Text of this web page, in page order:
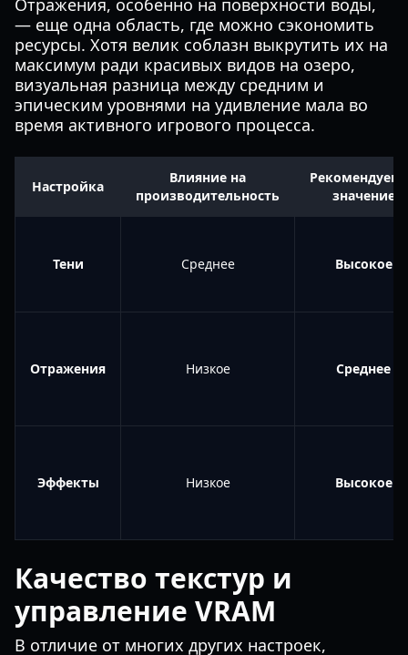
Отражения, особенно на поверхности воды,
— еще одна область, где можно сэкономить
ресурсы. Хотя велик соблазн выкрутить их на
максимум ради красивых видов на озеро,
визуальная разница между средним и
эпическим уровнями на удивление мала во
время активного игрового процесса.
Настройка
Влияние на
производительность
значение
Тени Среднее Высокое
Отражения Низкое Среднее
Эффекты Низкое Высокое
Качество текстур и
управление VRAM
В отличие от многих других настроек,